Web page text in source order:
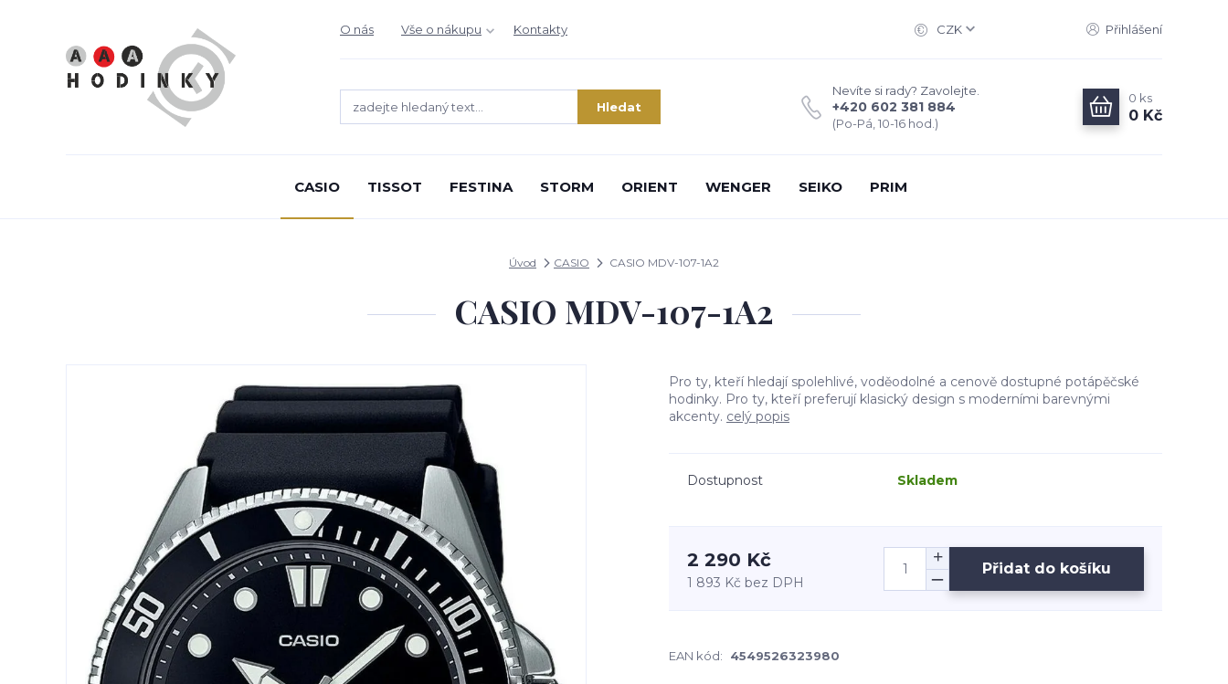
O nás Vše o nákupu Kontakty CZK Přihlášení
Hledat
Nevíte si rady? Zavolejte.
+420 602 381 884
(Po-Pá, 10-16 hod.)
0 ks
0 Kč
CASIO TISSOT FESTINA STORM ORIENT WENGER SEIKO PRIM
Úvod CASIO CASIO MDV-107-1A2
CASIO MDV-107-1A2
Pro ty, kteří hledají spolehlivé, voděodolné a cenově dostupné potápěčské
hodinky. Pro ty, kteří preferují klasický design s moderními barevnými
akcenty. celý popis
Dostupnost Skladem
2 290 Kč
1 893 Kč bez DPH
Přidat do košíku
EAN kód: 4549526323980